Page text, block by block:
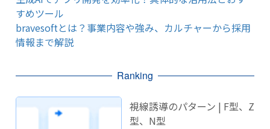
すめツール
bravesoftとは？事業内容や強み、カルチャーから採用
情報まで解説
Ranking
視線誘導のパターン | F型、Z
型、N型